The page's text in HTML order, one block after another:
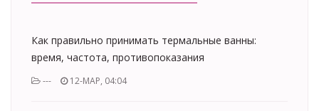
Как правильно принимать термальные ванны:
время, частота, противопоказания
--- 12-МАР, 04:04